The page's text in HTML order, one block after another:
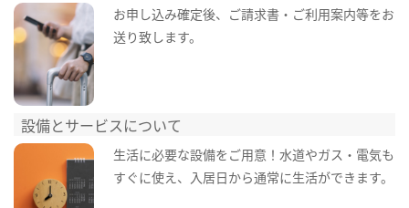
お申し込み確定後、ご請求書・ご利用案内等をお
送り致します。
設備とサービスについて
生活に必要な設備をご用意！水道やガス・電気も
すぐに使え、入居日から通常に生活ができます。